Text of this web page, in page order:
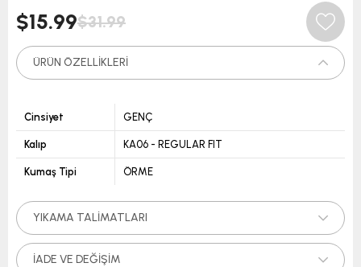
$31.99
$15.99
ÜRÜN ÖZELLIKLERI
Cinsiyet GENÇ
Kalıp KA06 - REGULAR FIT
Kumaş Tipi ÖRME
YIKAMA TALIMATLARI
İADE VE DEĞIŞIM